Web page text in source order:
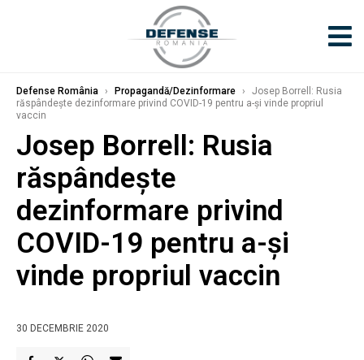
Defense România › Propagandă/Dezinformare ›
Josep Borrell: Rusia
răspândeşte dezinformare privind COVID-19 pentru a-şi vinde propriul
vaccin
Josep Borrell: Rusia
răspândeşte
dezinformare privind
COVID-19 pentru a-şi
vinde propriul vaccin
30 DECEMBRIE 2020